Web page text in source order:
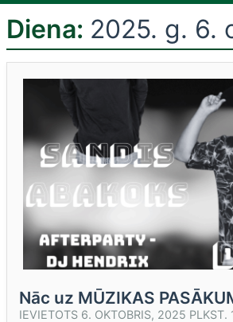
Diena: 2025. g. 6.
Nāc uz MŪZIKAS
IEVIETOTS 6. OKTOBRIS, 2025 PLKST.